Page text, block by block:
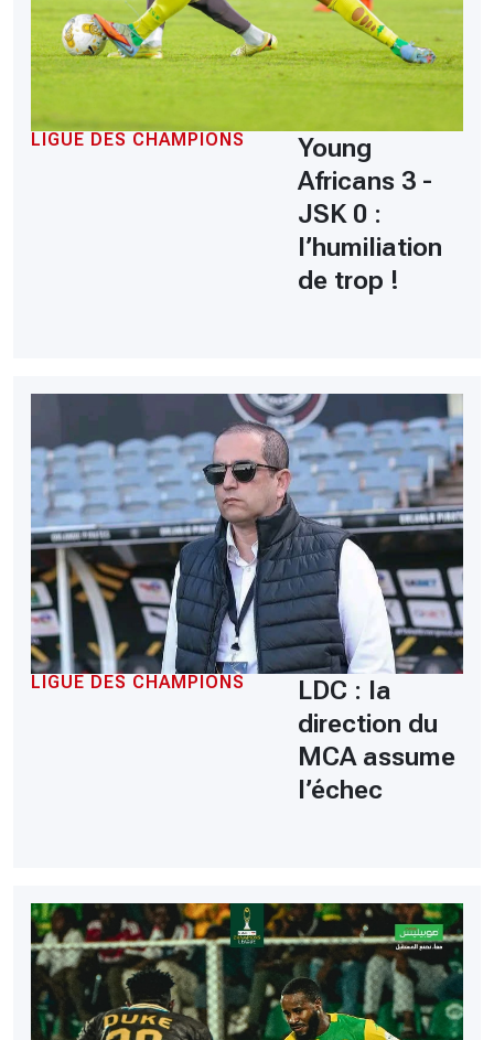
LIGUE DES CHAMPIONS
Young
Africans 3 -
JSK 0 :
l’humiliation
de trop !
LIGUE DES CHAMPIONS
LDC : la
direction du
MCA assume
l’échec